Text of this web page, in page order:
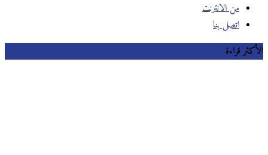
من الانترنت
اتصل بنا
الأكثر قراءة